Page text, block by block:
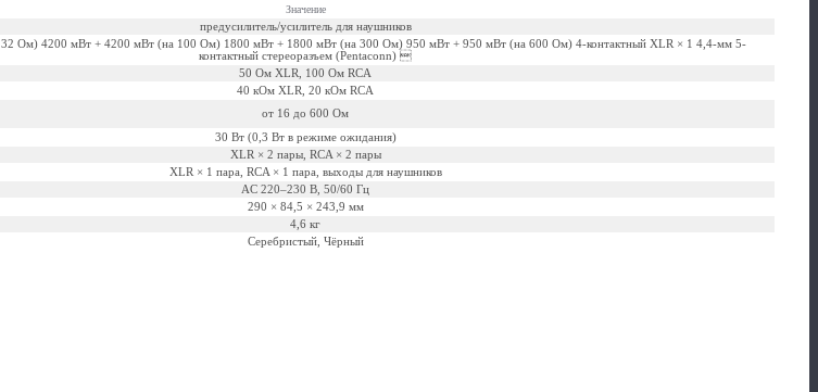
Значение
предусилитель/усилитель для наушников
Ом) 4200 мВт + 4200 мВт (на 100 Ом) 1800 мВт + 1800 мВт (на 300 Ом) 950 мВт + 950 мВт (на 600 Ом) 4-контактный XLR × 1 4,4-мм 5-
контактный стереоразъем (Pentaconn) 
50 Ом XLR, 100 Ом RCA
40 кОм XLR, 20 кОм RCA
от 16 до 600 Ом
30 Вт (0,3 Вт в режиме ожидания)
XLR × 2 пары, RCA × 2 пары
XLR × 1 пара, RCA × 1 пара, выходы для наушников
AC 220–230 В, 50/60 Гц
290 × 84,5 × 243,9 мм
4,6 кг
Серебристый, Чёрный